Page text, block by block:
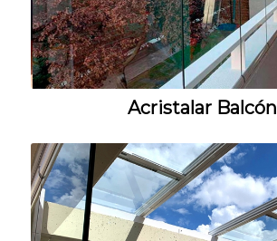
Acristalar Balcón